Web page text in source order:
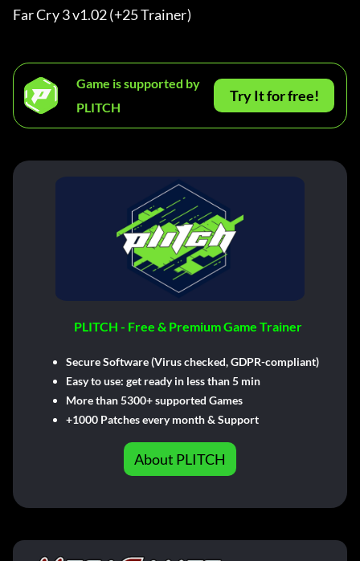
Far Cry 3 v1.02 (+25 Trainer)
Game is supported by
PLITCH
Try It for free!
PLITCH - Free & Premium Game Trainer
Secure Software (Virus checked, GDPR-compliant)
Easy to use: get ready in less than 5 min
More than 5300+ supported Games
+1000 Patches every month & Support
About PLITCH